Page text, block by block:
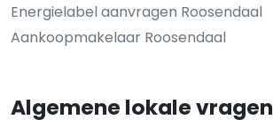
Energielabel aanvragen Roosendaal
Aankoopmakelaar Roosendaal
Algemene lokale vragen